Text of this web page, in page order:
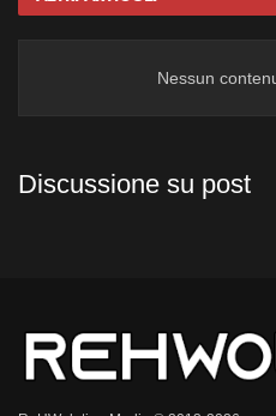
Nessun
Discussione su post